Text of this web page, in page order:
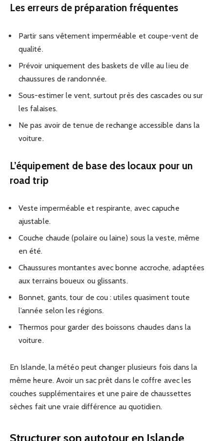
Les erreurs de préparation fréquentes
Partir sans vêtement imperméable et coupe-vent de
qualité.
Prévoir uniquement des baskets de ville au lieu de
chaussures de randonnée.
Sous-estimer le vent, surtout près des cascades ou sur
les falaises.
Ne pas avoir de tenue de rechange accessible dans la
voiture.
L’équipement de base des locaux pour un
road trip
Veste imperméable et respirante, avec capuche
ajustable.
Couche chaude (polaire ou laine) sous la veste, même
en été.
Chaussures montantes avec bonne accroche, adaptées
aux terrains boueux ou glissants.
Bonnet, gants, tour de cou : utiles quasiment toute
l’année selon les régions.
Thermos pour garder des boissons chaudes dans la
voiture.
En Islande, la météo peut changer plusieurs fois dans la
même heure. Avoir un sac prêt dans le coffre avec les
couches supplémentaires et une paire de chaussettes
sèches fait une vraie différence au quotidien.
Structurer son autotour en Islande